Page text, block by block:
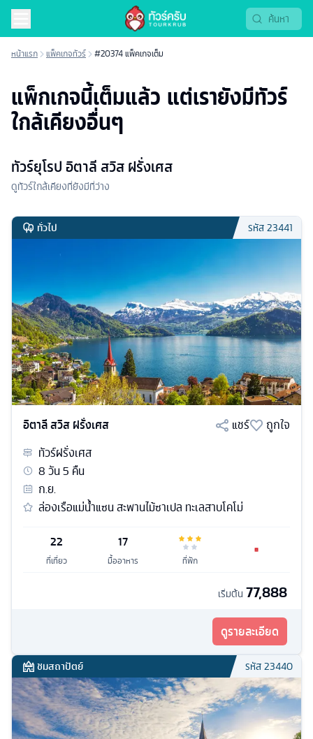
หน้าแรก แพ็คเกจทัวร์ #20374 แพ็คเกจเต็ม
แพ็กเกจนี้เต็มแล้ว แต่เรายังมีทัวร์
ใกล้เคียงอื่นๆ
ทัวร์ยุโรป อิตาลี สวิส ฝรั่งเศส
ดูทัวร์ใกล้เคียงที่ยังมีที่ว่าง
ทั่วไป รหัส23441
อิตาลี สวิส ฝรั่งเศส แชร์
ถูกใจ
ทัวร์ฝรั่งเศส
8วัน5 คืน
ก.ย.
ล่องเรือแม่น้ำแซน สะพานไม้ซาเปล ทะเลสาบโคโม่
22
ที่เที่ยว
17
มื้ออาหาร ที่พัก
เริ่มต้น 77,888
ดูรายละเอียด
ชมสถาปัตย์ รหัส23440